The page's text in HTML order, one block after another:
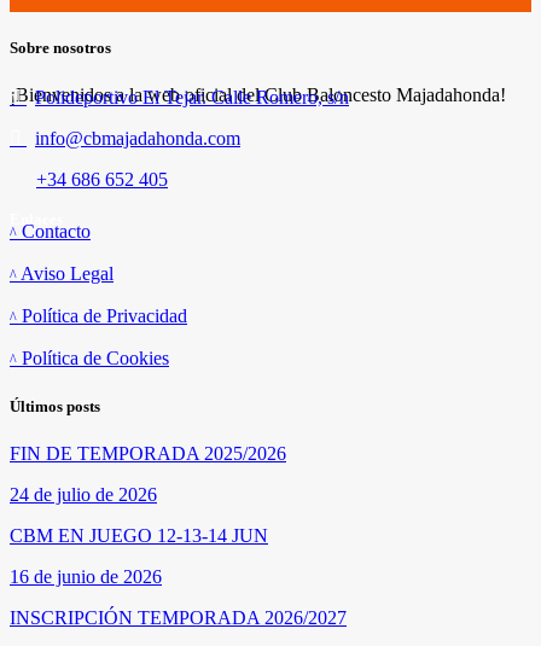
Sobre nosotros
¡Bienvenidos a la web oficial del Club Baloncesto Majadahonda!
Polideportivo El Tejar. Calle Romero, s/n
info@cbmajadahonda.com
+34 686 652 405
Contacto
Aviso Legal
Política de Privacidad
Política de Cookies
Últimos posts
FIN DE TEMPORADA 2025/2026
24 de julio de 2026
CBM EN JUEGO 12-13-14 JUN
16 de junio de 2026
INSCRIPCIÓN TEMPORADA 2026/2027